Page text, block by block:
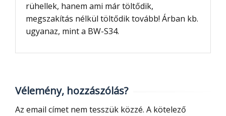
rühellek, hanem ami már töltődik,
megszakítás nélkül töltődik tovább! Árban kb.
ugyanaz, mint a BW-S34.
Vélemény, hozzászólás?
Az email címet nem tesszük közzé. A kötelező